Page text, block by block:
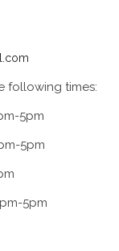
following times:
5pm
5pm
5pm